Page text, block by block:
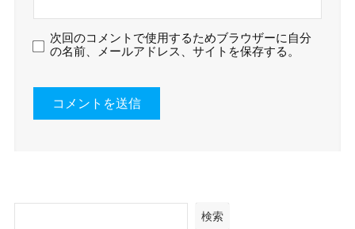
次回のコメントで使用するためブラウザーに自分
の名前、メールアドレス、サイトを保存する。
検索